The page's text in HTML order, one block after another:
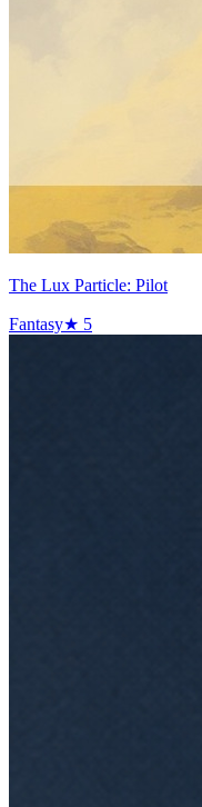
The Lux Particle: Pilot
Fantasy★ 5